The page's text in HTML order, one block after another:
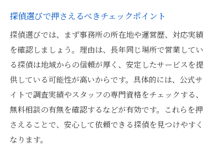
探偵選びで押さえるべきチェックポイント
探偵選びでは、まず事務所の所在地や運営歴、対応実績
を確認しましょう。理由は、長年同じ場所で営業してい
る探偵は地域からの信頼が厚く、安定したサービスを提
供している可能性が高いからです。具体的には、公式サ
イトで調査実績やスタッフの専門資格をチェックする、
無料相談の有無を確認するなどが有効です。これらを押
さえることで、安心して依頼できる探偵を見つけやすく
なります。